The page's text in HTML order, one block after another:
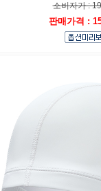
소비자가 :
판매가격 :